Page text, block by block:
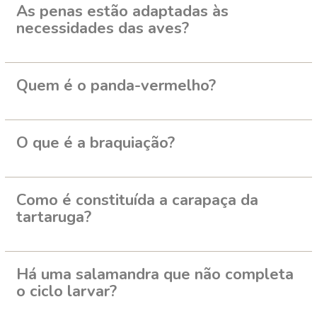
As penas estão adaptadas às
necessidades das aves?
Quem é o panda-vermelho?
O que é a braquiação?
Como é constituída a carapaça da
tartaruga?
Há uma salamandra que não completa
o ciclo larvar?